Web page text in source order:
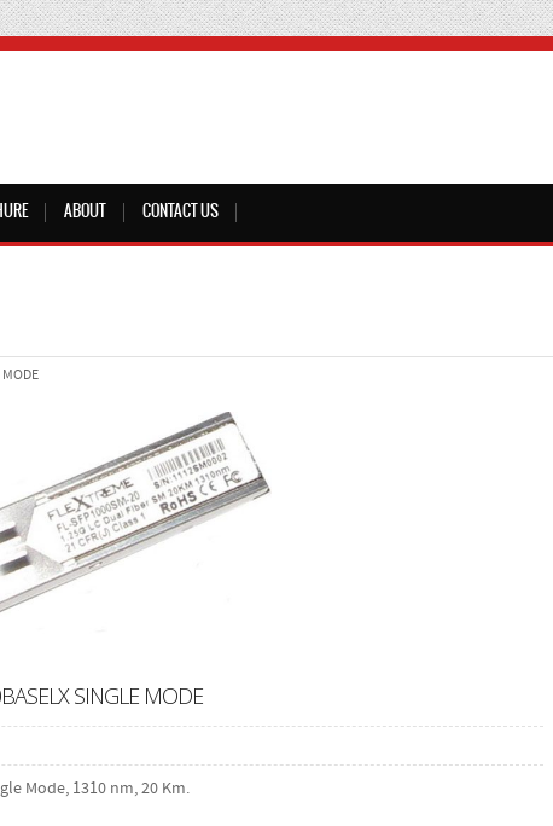
ABOUT CONTACT US
MODE
SINGLE MODE
Mode, 1310 nm, 20 Km.